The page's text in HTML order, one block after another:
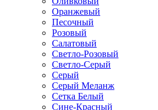
Оранжевый
Песочный
Розовый
Салатовый
Светло-Розовый
Светло-Серый
Серый
Серый Меланж
Сетка Белый
Сине-Красный